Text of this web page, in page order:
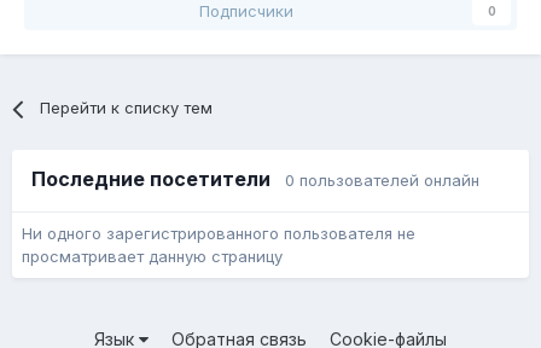
Подписчики 0
Перейти к списку тем
Последние посетители 0 пользователей онлайн
Ни одного зарегистрированного пользователя не
просматривает данную страницу
Язык Обратная связь Cookie-файлы